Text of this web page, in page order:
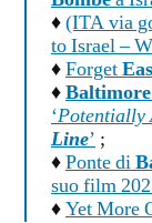
♦(ITA via
to Israel –
♦Forget
♦Baltimore
‘Potentially
Line’ ;
♦Ponte di
suo film
♦Yet More